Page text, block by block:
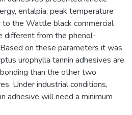
entalpia, peak temperature
to the Wattle black commercial
different from the phenol-
on these parameters it was
urophylla tannin adhesives are
than the other two
Under industrial conditions,
adhesive will need a minimum